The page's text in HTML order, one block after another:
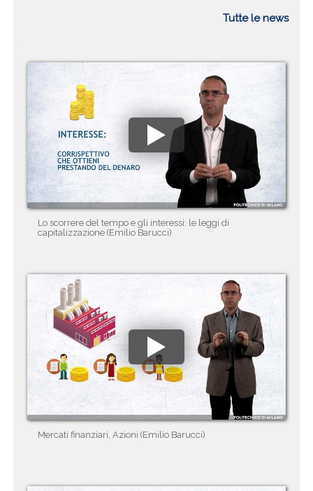
Tutte le news
Lo scorrere del tempo e gli interessi: le leggi di
capitalizzazione (Emilio Barucci)
Mercati finanziari, Azioni (Emilio Barucci)